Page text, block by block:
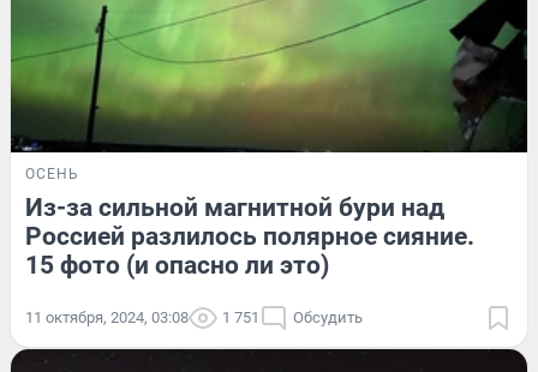
ОСЕНЬ
Из-за сильной магнитной бури над
Россией разлилось полярное сияние.
15 фото (и опасно ли это)
11 октября, 2024, 03:08 1 751 Обсудить